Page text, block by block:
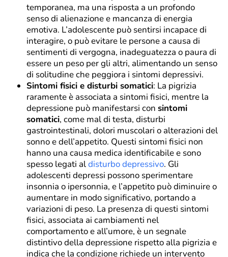
temporanea, ma una risposta a un profondo
senso di alienazione e mancanza di energia
emotiva. L’adolescente può sentirsi incapace di
interagire, o può evitare le persone a causa di
sentimenti di vergogna, inadeguatezza o paura di
essere un peso per gli altri, alimentando un senso
di solitudine che peggiora i sintomi depressivi.
Sintomi fisici e disturbi somatici: La pigrizia
raramente è associata a sintomi fisici, mentre la
depressione può manifestarsi con sintomi
somatici, come mal di testa, disturbi
gastrointestinali, dolori muscolari o alterazioni del
sonno e dell’appetito. Questi sintomi fisici non
hanno una causa medica identificabile e sono
spesso legati aldisturbo depressivo. Gli
adolescenti depressi possono sperimentare
insonnia o ipersonnia, e l’appetito può diminuire o
aumentare in modo significativo, portando a
variazioni di peso. La presenza di questi sintomi
fisici, associata ai cambiamenti nel
comportamento e all’umore, è un segnale
distintivo della depressione rispetto alla pigrizia e
indica che la condizione richiede un intervento